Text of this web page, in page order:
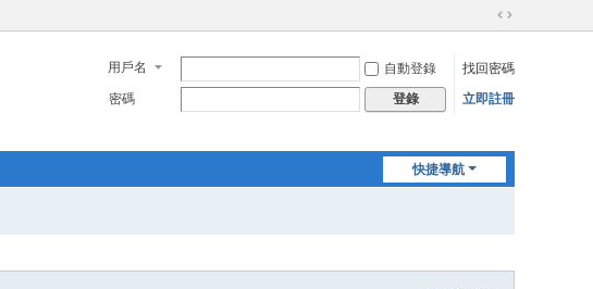
切
到
寬
用戶名 自動登錄
找回密碼
密碼
登錄 立即註冊
快捷導航